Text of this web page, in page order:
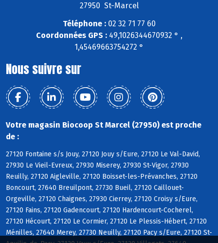
27950 St-Marcel
Téléphone :02 32 71 77 60
Coordonnées GPS :49,1026344670932 ° ,
1,45469663754272 °
Nous suivre sur
Votre magasin Biocoop St Marcel (27950) est proche
de :
27120 Fontaine s/s Jouy, 27120 Jouy s/Eure, 27120 Le Val-David,
27930 Le Vieil-Evreux, 27930 Miserey, 27930 St-Vigor, 27930
Reuilly, 27120 Aigleville, 27120 Boisset-les-Prévanches, 27120
Boncourt, 27640 Breuilpont, 27730 Bueil, 27120 Caillouet-
Orgeville, 27120 Chaignes, 27930 Cierrey, 27120 Croisy s/Eure,
27120 Fains, 27120 Gadencourt, 27120 Hardencourt-Cocherel,
27120 Hécourt, 27120 Le Cormier, 27120 Le Plessis-Hébert, 27120
Ménilles, 27640 Merey, 27730 Neuilly, 27120 Pacy s/Eure, 27120 St-